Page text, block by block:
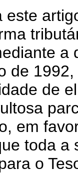
a
de
de
em
toda
o